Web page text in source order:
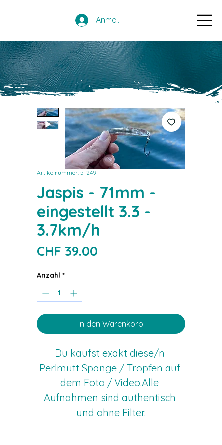
Anmelden
Artikelnummer: 5-249
Jaspis - 71mm -
eingestellt 3.3 -
3.7km/h
CHF 39.00
Anzahl *
In den Warenkorb
Du kaufst exakt diese/n
Perlmutt Spange / Tropfen auf
dem Foto / Video.Alle
Aufnahmen sind authentisch
und ohne Filter.